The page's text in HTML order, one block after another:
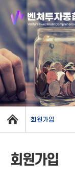
회원가입
회원가입